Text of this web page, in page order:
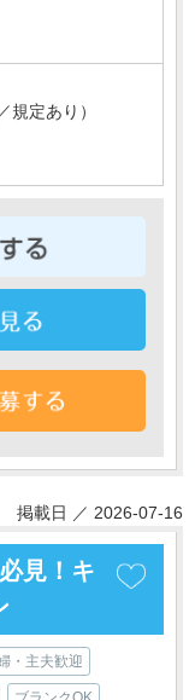
定あり）
掲載日 ／ 2026-07-16
見！キ
・主夫歓迎